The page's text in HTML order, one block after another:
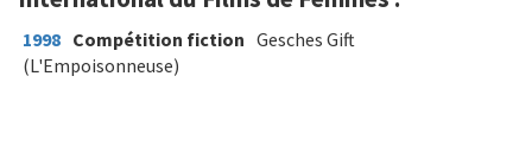
1998 Compétition fiction Gesches Gift
(L'Empoisonneuse)